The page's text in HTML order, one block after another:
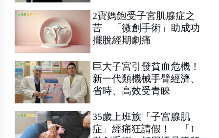
2寶媽飽受子宮肌腺症之
苦 「微創手術」助成功
擺脫經期劇痛
巨大子宮引發貧血危機！
新一代類機械手臂經濟、
省時、高效受青睞
35歲上班族「子宮腺肌
症」經痛狂請假！ 「1